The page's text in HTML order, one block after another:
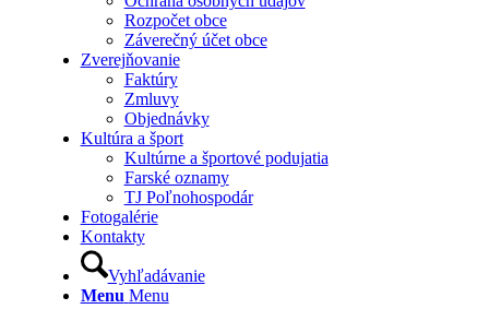
Rozpočet obce
Záverečný účet obce
Zverejňovanie
Faktúry
Zmluvy
Objednávky
Kultúra a šport
Kultúrne a športové podujatia
Farské oznamy
TJ Poľnohospodár
Fotogalérie
Kontakty
Vyhľadávanie
Menu Menu